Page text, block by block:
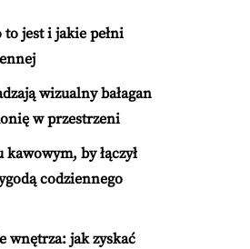
jest i jakie pełni
wizualny bałagan
w przestrzeni
by łączył
codziennego
wnętrza: jak zyskać